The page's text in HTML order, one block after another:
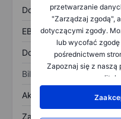
przetwarzanie
"Zarządzaj zgodą",
dotyczącymi zgody.
lub wycofać
pośrednictwem
Zapoznaj się z naszą
polityką
Dochód
EBITDA
Dochód netto
Bilans
Aktywa ogółem
Zadłużenie ogółem